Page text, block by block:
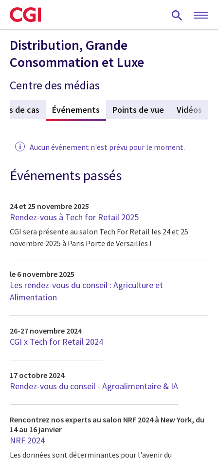
Skip
to
main
content
Distribution, Grande
Consommation et Luxe
Centre des médias
de cas Événements (active tab)
Points de vue Vidéos
Aucun événement n'est prévu pour le moment.
Événements passés
24 et 25 novembre 2025
Rendez-vous à Tech for Retail 2025
CGI sera présente au salon Tech For Retail les 24 et 25
novembre 2025 à Paris Porte de Versailles !
le 6 novembre 2025
Les rendez-vous du conseil : Agriculture et
Alimentation
26-27 novembre 2024
CGI x Tech for Retail 2024
17 octobre 2024
Rendez-vous du conseil - Agroalimentaire & IA
Rencontrez nos experts au salon NRF 2024 à New York, du
14 au 16 janvier
NRF 2024
Les données sont déterminantes pour l'avenir du